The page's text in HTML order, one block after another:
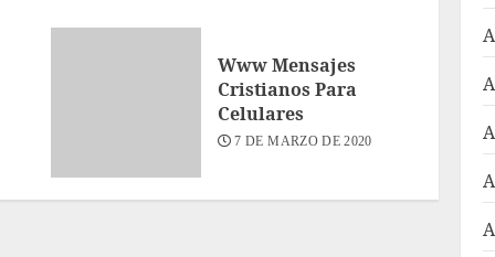
Www Mensajes
Cristianos Para
Celulares
7 DE MARZO DE 2020